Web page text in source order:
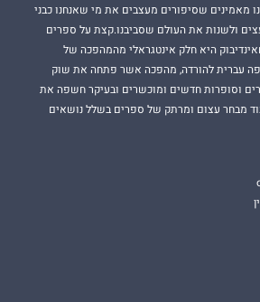
מאמינים שסיפורים מעצבים את מי שאנחנו כבני
ולשנות את העולם שסביבנו.קצת על ספרים
היא חלק אינטגראלי מהמהפכה של
עברית להורדה, מהפכה אשר פתחה את שוק
וסופרות חדשים ומוכשרים ובעיקר חשפה את
מבחר עצום ומרתק של ספרים בשלל נושאים